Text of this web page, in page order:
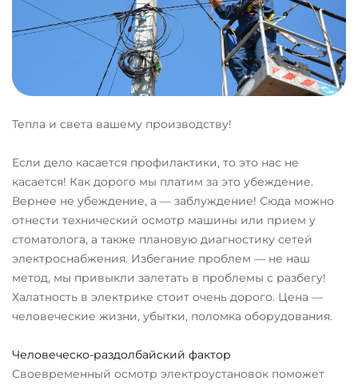
Тепла и света вашему производству!
Если дело касается профилактики, то это нас не
касается! Как дорого мы платим за это убеждение.
Вернее не убеждение, а — заблуждение! Сюда можно
отнести технический осмотр машины или прием у
стоматолога, а также плановую диагностику сетей
электроснабжения. Избегание проблем — не наш
метод, мы привыкли залетать в проблемы с разбегу!
Халатность в электрике стоит очень дорого. Цена —
человеческие жизни, убытки, поломка оборудования.
Человеческо-раздолбайский фактор
Своевременный осмотр электроустановок поможет